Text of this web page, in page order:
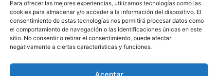
Para ofrecer las mejores experiencias, utilizamos tecnologías como las
cookies para almacenar y/o acceder a la información del dispositivo. El
consentimiento de estas tecnologías nos permitirá procesar datos como
el comportamiento de navegación o las identificaciones únicas en este
sitio. No consentir o retirar el consentimiento, puede afectar
negativamente a ciertas características y funciones.
Aceptar
Política de Privacidad| Política de Cookies|Aviso
Legal|Codi ètic|Tarifes de Publicitat